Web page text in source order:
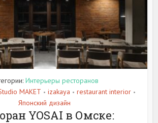
Интерьеры ресторанов
MAKET • izakaya • restaurant interior •
Японский дизайн
YOSAI в Омске: